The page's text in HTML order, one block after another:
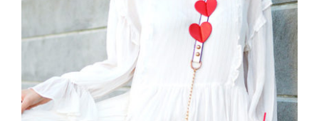
White Dress